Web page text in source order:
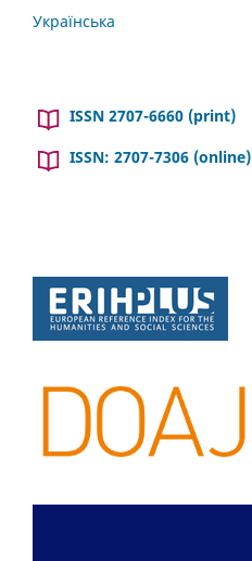
Українська
ISSN 2707-6660 (print)
ISSN: 2707-7306 (online)